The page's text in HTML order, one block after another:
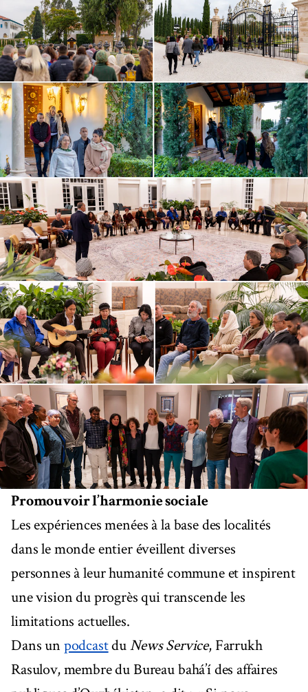
Promouvoir l’harmonie sociale
Les expériences menées à la base des localités
dans le monde entier éveillent diverses
personnes à leur humanité commune et inspirent
une vision du progrès qui transcende les
limitations actuelles.
Dans un podcastduNews Service, Farrukh
Rasulov, membre du Bureau bahá’í des affaires